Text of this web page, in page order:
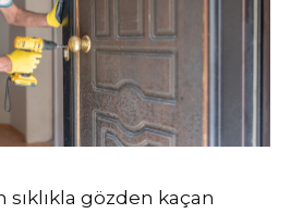
sıklıkla gözden kaçan